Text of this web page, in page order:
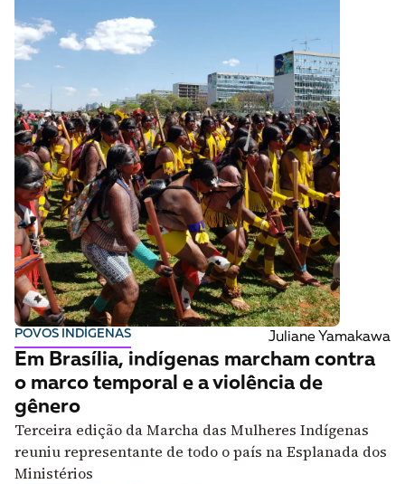
POVOS INDÍGENAS Juliane Yamakawa
Em Brasília, indígenas marcham contra
o marco temporal e a violência de
gênero
Terceira edição da Marcha das Mulheres Indígenas
reuniu representante de todo o país na Esplanada dos
Ministérios